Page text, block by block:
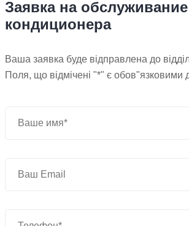
Заявка на обслуживание
кондиционера
Ваша заявка буде відправлена до
Поля, що відмічені "*" є обов"язковими